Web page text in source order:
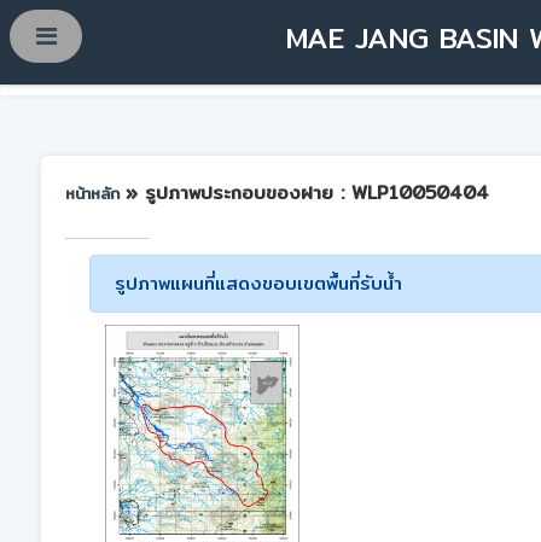
MAE JANG BASIN
หน้าหลัก » รูปภาพประกอบของฝาย : WLP10050404
รูปภาพแผนที่แสดงขอบเขตพื้นที่รับน้ำ